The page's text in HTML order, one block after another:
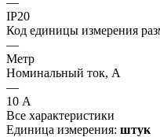
IP20
Код единицы измерения
—
Метр
Номинальный ток, А
—
10 А
Все характеристики
Единица измерения: штук